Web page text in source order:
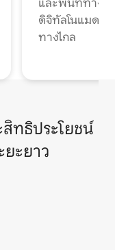
ดิจิทัลโนแมดแ
ทางไกล
ทธิประโยชน์
ยะยาว